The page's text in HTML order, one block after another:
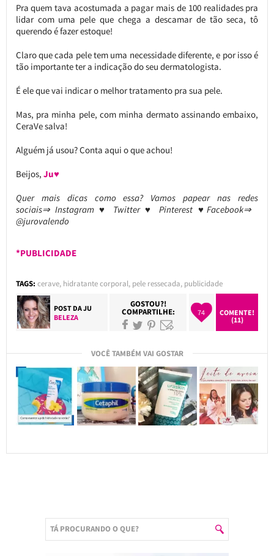
Pra quem tava acostumada a pagar mais de 100 realidades pra
lidar com uma pele que chega a descamar de tão seca, tô
querendo é fazer estoque!
Claro que cada pele tem uma necessidade diferente, e por isso é
tão importante ter a indicação do seu dermatologista.
É ele que vai indicar o melhor tratamento pra sua pele.
Mas, pra minha pele, com minha dermato assinando embaixo,
CeraVe salva!
Alguém já usou? Conta aqui o que achou!
Beijos, Ju♥
Quer mais dicas como essa? Vamos papear nas redes
sociais⇒ Instagram ♥ Twitter ♥ Pinterest ♥Facebook⇒
@jurovalendo
*PUBLICIDADE
TAGS: cerave, hidratante corporal, pele ressecada, publicidade
POST DAJU
BELEZA
GOSTOU?!
COMPARTILHE: 74
COMENTE!
(11)
VOCÊ TAMBÉM VAI GOSTAR